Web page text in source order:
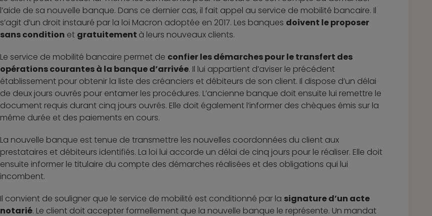
l’aide de sa nouvelle banque. Dans ce dernier cas, il fait appel au service de mobilité bancaire. Il
s’agit d’un droit instauré par la loi Macron adoptée en 2017. Les banques doivent le proposer
sans condition et gratuitement à leurs nouveaux clients.
Le service de mobilité bancaire permet de confier les démarches pour le transfert des
opérations courantes à la banque d’arrivée. Il lui appartient d’aviser le précédent
établissement pour obtenir la liste des créanciers et débiteurs de son client. Il dispose d’un délai
de deux jours ouvrés pour entamer les procédures. L’ancienne banque doit ensuite lui remettre le
document requis durant cinq jours ouvrés. Elle doit également l’informer des chèques émis sur la
même durée et des paiements en cours.
La nouvelle banque est tenue de transmettre les nouvelles coordonnées du client aux
prestataires et débiteurs identifiés. La loi lui accorde un délai de cinq jours pour le réaliser. Elle doit
ensuite informer le titulaire du compte des démarches réalisées et des obligations qui lui
incombent.
Il convient de souligner que le service de mobilité est conditionné par la signature d’un acte
notarié. Le client doit accepter formellement que la nouvelle banque le représente. Un mandat